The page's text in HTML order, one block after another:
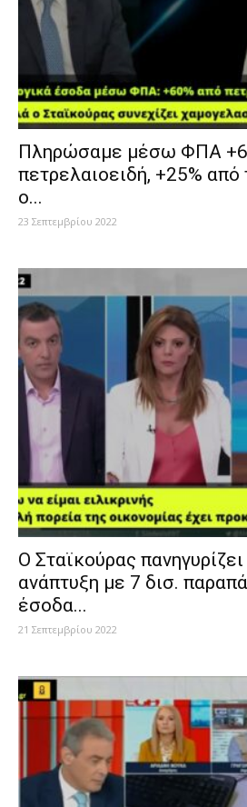
Πληρώσαμε μέσω ΦΠΑ
πετρελαιοειδή, +25%
ο...
23 Σεπτεμβρίου 2022
Ο Σταϊκούρας πανηγυρίζει
ανάπτυξη με 7 δισ.
έσοδα...
21 Σεπτεμβρίου 2022